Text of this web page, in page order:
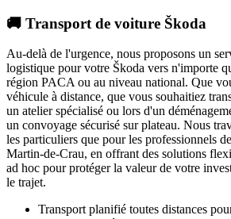
🚚 Transport de voiture Škoda
Au-delà de l'urgence, nous proposons un
logistique pour votre Škoda vers n'importe
région PACA ou au niveau national. Que
véhicule à distance, que vous souhaitiez
un atelier spécialisé ou lors d'un
un convoyage sécurisé sur plateau. Nous
les particuliers que pour les professionnels
Martin-de-Crau, en offrant des solutions
ad hoc pour protéger la valeur de votre
le trajet.
Transport planifié toutes distances